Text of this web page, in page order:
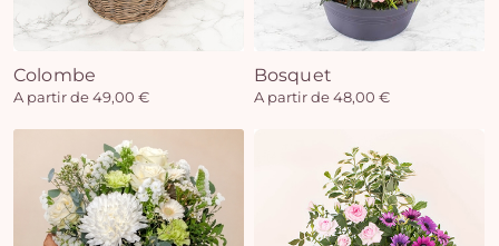
Colombe
A partir de 49,00 €
Bosquet
A partir de 48,00 €